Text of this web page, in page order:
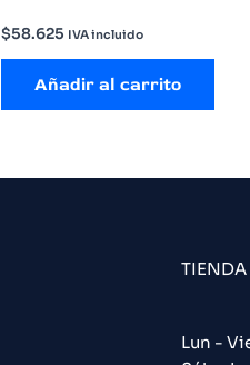
$58.625 IVA incluido
Añadir al carrito
Lun -